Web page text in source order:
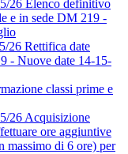
26 Elenco definitivo
e in sede DM 219 -
26 Rettifica date
- Nuove date 14-15-
classi prime e
26 Acquisizione
ore aggiuntive
massimo di 6 ore) per